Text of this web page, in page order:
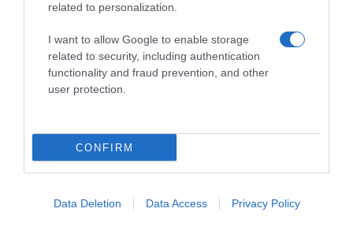
related to personalization.
I want to allow Google to enable storage
related to security, including authentication
functionality and fraud prevention, and other
user protection.
CONFIRM
Data Deletion Data Access Privacy Policy
ΠΟΛΙΤΙΚΗ
(pics)
Όλοι με θρησκευτικό όρκο
13.08.2021 - 13:15